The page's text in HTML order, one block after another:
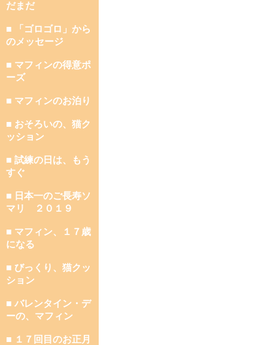
だまだ
■ 「ゴロゴロ」から
のメッセージ
■ マフィンの得意ポ
ーズ
■ マフィンのお泊り
■ おそろいの、猫ク
ッション
■ 試練の日は、もう
すぐ
■ 日本一のご長寿ソ
マリ ２０１９
■ マフィン、１７歳
になる
■ びっくり、猫クッ
ション
■ バレンタイン・デ
ーの、マフィン
■ １７回目のお正月